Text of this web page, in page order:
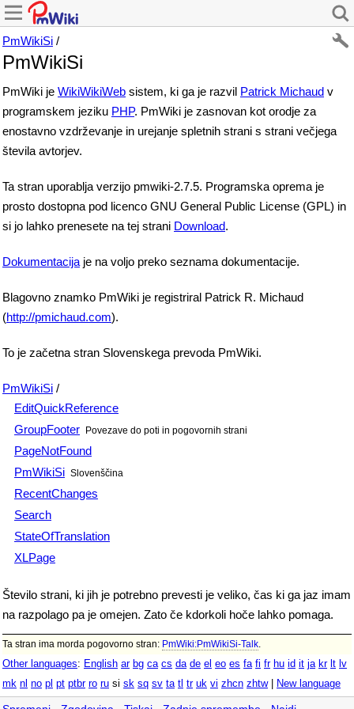
PmWikiSi /
PmWikiSi
PmWiki je WikiWikiWeb sistem, ki ga je razvil Patrick Michaud v
programskem jeziku PHP. PmWiki je zasnovan kot orodje za
enostavno vzdrževanje in urejanje spletnih strani s strani večjega
števila avtorjev.
Ta stran uporablja verzijo pmwiki-2.7.5. Programska oprema je
prosto dostopna pod licenco GNU General Public License (GPL) in
si jo lahko prenesete na tej strani Download.
Dokumentacija je na voljo preko seznama dokumentacije.
Blagovno znamko PmWiki je registriral Patrick R. Michaud
(http://pmichaud.com).
To je začetna stran Slovenskega prevoda PmWiki.
PmWikiSi /
EditQuickReference
GroupFooter Povezave do poti in pogovornih strani
PageNotFound
PmWikiSi Slovenščina
RecentChanges
Search
StateOfTranslation
XLPage
Število strani, ki jih je potrebno prevesti je veliko, čas ki ga jaz imam
na razpolago pa je omejen. Zato če kdorkoli hoče lahko pomaga.
Ta stran ima morda pogovorno stran: PmWiki:PmWikiSi-Talk
Other languages: English ar bg ca cs da de el eo es fa fi fr hu id it ja kr lt lv
mk nl no pl pt ptbr ro ru si sk sq sv ta tl tr uk vi zhcn zhtw| New language